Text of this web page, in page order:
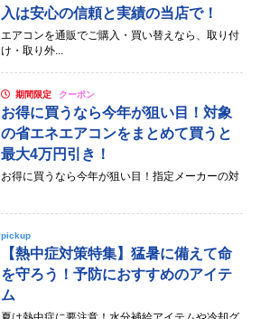
入は安心の信頼と実績の当店で！
エアコンを通販でご購入・買い替えなら、取り付
け・取り外...
期間限定 クーポン
お得に買うなら今年が狙い目！対象
の省エネエアコンをまとめて買うと
最大4万円引き！
お得に買うなら今年が狙い目！指定メーカーの対
pickup
【熱中症対策特集】猛暑に備えて命
を守ろう！予防におすすめのアイテ
ム